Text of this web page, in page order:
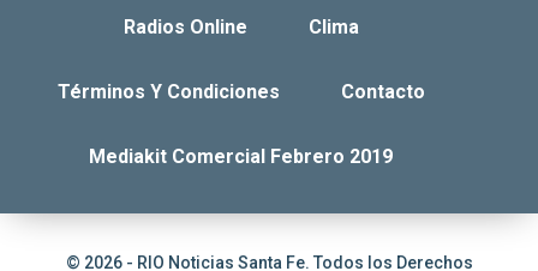
Radios Online Clima
Términos Y Condiciones Contacto
Mediakit Comercial Febrero 2019
© 2026 - RIO Noticias Santa Fe. Todos los Derechos